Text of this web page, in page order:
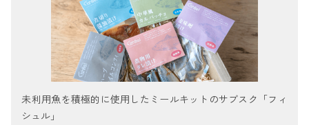
未利用魚を積極的に使用したミールキットのサブスク「フィ
シュル」